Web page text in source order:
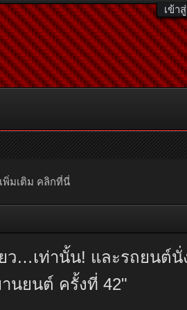
เข้า
พิ่มเติม คลิกที่นี่
ว…เท่านั้น! และรถยนต์นั่
นยนต์ ครั้งที่ 42"